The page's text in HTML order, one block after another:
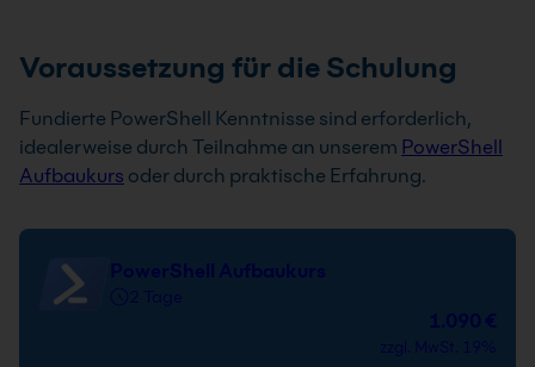
Voraussetzung für die Schulung
Fundierte PowerShell Kenntnisse sind erforderlich,
idealerweise durch Teilnahme an unserem PowerShell
Aufbaukurs oder durch praktische Erfahrung.